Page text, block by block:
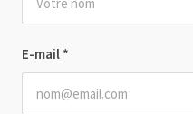
E-mail *